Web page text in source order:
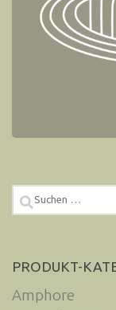
Suchen
nach:
PRODUKT-
Amphore